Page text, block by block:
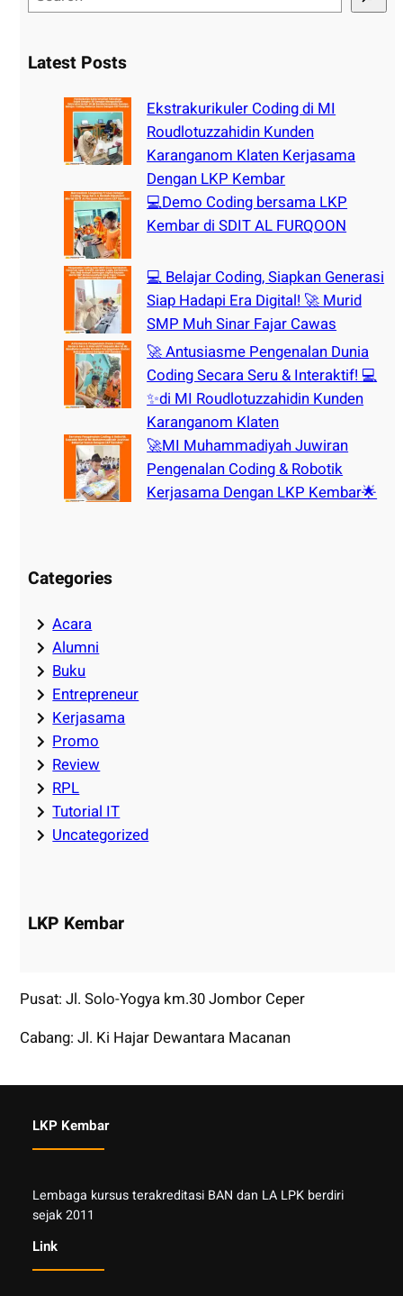
e
rLatest Posts
Ekstrakurikuler Coding di MI
Roudlotuzzahidin Kunden
Karanganom Klaten Kerjasama
Dengan LKP Kembar
💻Demo Coding bersama LKP
Kembar di SDIT AL FURQOON
💻 Belajar Coding, Siapkan Generasi
Siap Hadapi Era Digital! 🚀 Murid
SMP Muh Sinar Fajar Cawas
🚀 Antusiasme Pengenalan Dunia
Coding Secara Seru & Interaktif! 💻
✨di MI Roudlotuzzahidin Kunden
Karanganom Klaten
🚀MI Muhammadiyah Juwiran
Pengenalan Coding & Robotik
Kerjasama Dengan LKP Kembar🌟
Categories
Acara
Alumni
Buku
Entrepreneur
Kerjasama
Promo
Review
RPL
Tutorial IT
Uncategorized
LKP Kembar
Pusat: Jl. Solo-Yogya km.30 Jombor Ceper
Cabang: Jl. Ki Hajar Dewantara Macanan
LKP Kembar
Lembaga kursus terakreditasi BAN dan LA LPK berdiri
sejak 2011
Link